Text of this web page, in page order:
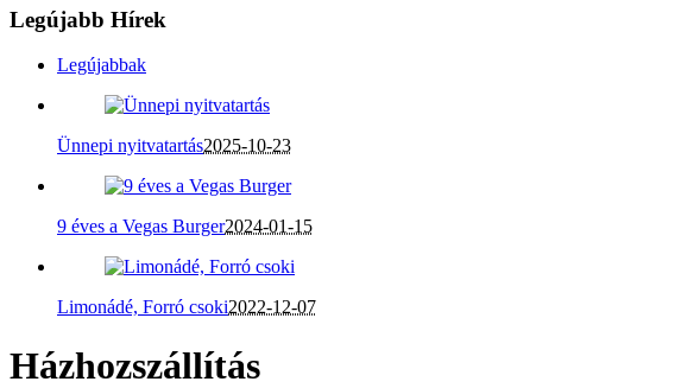
Legújabb Hírek
Legújabbak
Ünnepi nyitvatartás2025-10-23
9 éves a Vegas Burger2024-01-15
Limonádé, Forró csoki2022-12-07
Házhozszállítás